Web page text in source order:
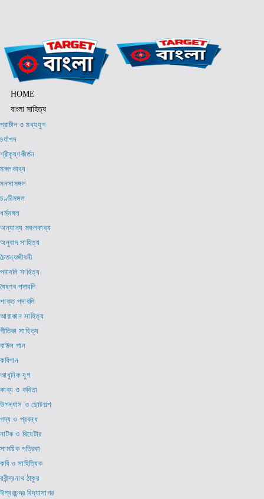
HOME
বাংলা সাহিত্য
প্রাচীন ও মধ্যযুগ
চর্যাপদ
শ্রীকৃষ্ণকীর্তন
মঙ্গলকাব্য
মনসামঙ্গল
চণ্ডীমঙ্গল
ধর্মমঙ্গল
অন্যান্য মঙ্গলকাব্য
অনুবাদ সাহিত্য
চৈতন্যজীবনী
পদাবলি সাহিত্য
বৈষ্ণব পদাবলি
শাক্ত পদাবলি
আরাকান সাহিত্য
গীতিকা সাহিত্য
বাউল গান
কবিগান
আধুনিক যুগ
কাব্য ও কবিতা
উপন্যাস ও ছোটগল্প
গদ্য ও প্রবন্ধ
নাটক ও থিয়েটার
সাময়িক পত্রিকা
কবি ও সাহিত্যিক
রবীন্দ্রনাথ ঠাকুর
ঈশ্বরচন্দ্র বিদ্যাসাগর